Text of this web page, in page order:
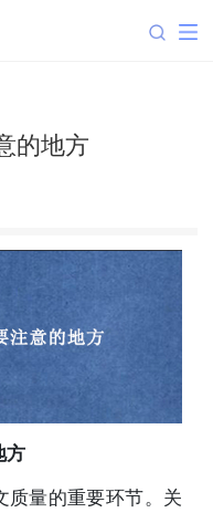
的地方
方
质量的重要环节。关